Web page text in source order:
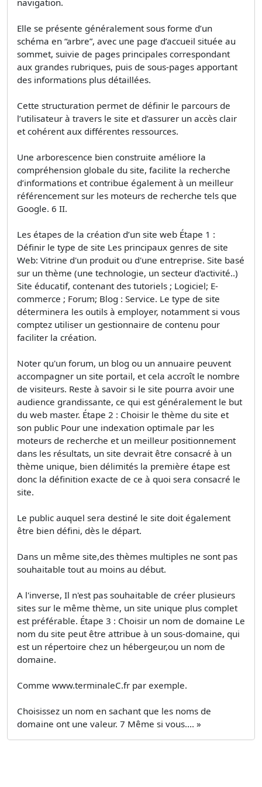
Elle se présente généralement sous forme d’un
schéma en “arbre”, avec une page d’accueil située au
sommet, suivie de pages principales correspondant
aux grandes rubriques, puis de sous-pages apportant
des informations plus détaillées.
Cette structuration permet de définir le parcours de
l’utilisateur à travers le site et d’assurer un accès clair
et cohérent aux différentes ressources.
Une arborescence bien construite améliore la
compréhension globale du site, facilite la recherche
d’informations et contribue également à un meilleur
référencement sur les moteurs de recherche tels que
Google. 6 II.
Les étapes de la création d’un site web Étape 1 :
Définir le type de site Les principaux genres de site
Web: Vitrine d'un produit ou d'une entreprise. Site basé
sur un thème (une technologie, un secteur d'activité..)
Site éducatif, contenant des tutoriels ; Logiciel; E-
commerce ; Forum; Blog : Service. Le type de site
déterminera les outils à employer, notamment si vous
comptez utiliser un gestionnaire de contenu pour
faciliter la création.
Noter qu'un forum, un blog ou un annuaire peuvent
accompagner un site portail, et cela accroît le nombre
de visiteurs. Reste à savoir si le site pourra avoir une
audience grandissante, ce qui est généralement le but
du web master. Étape 2 : Choisir le thème du site et
son public Pour une indexation optimale par les
moteurs de recherche et un meilleur positionnement
dans les résultats, un site devrait être consacré à un
thème unique, bien délimités la première étape est
donc la définition exacte de ce à quoi sera consacré le
site.
Le public auquel sera destiné le site doit également
être bien défini, dès le départ.
Dans un même site,des thèmes multiples ne sont pas
souhaitable tout au moins au début.
A l'inverse, Il n'est pas souhaitable de créer plusieurs
sites sur le même thème, un site unique plus complet
est préférable. Étape 3 : Choisir un nom de domaine Le
nom du site peut être attribue à un sous-domaine, qui
est un répertoire chez un hébergeur,ou un nom de
domaine.
Comme www.terminaleC.fr par exemple.
Choisissez un nom en sachant que les noms de
domaine ont une valeur. 7 Même si vous.... »